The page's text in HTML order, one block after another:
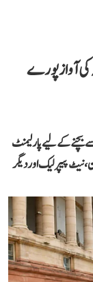
کی آواز پورے
بچنے کے لیے پارلیمنٹ
پیپر لیک اور دیگر